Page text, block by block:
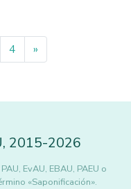
4 »
, 2015-2026
EvAU, EBAU, PAEU o
«Saponificación».